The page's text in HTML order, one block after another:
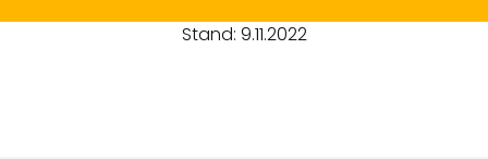
Stand: 9.11.2022